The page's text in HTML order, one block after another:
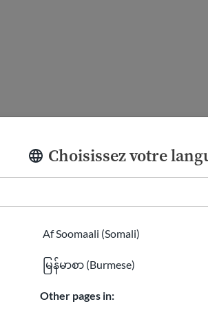
Choisissez votre
Af Soomaali (Somali)
မြန်မာစာ (Burmese)
Other pages in: